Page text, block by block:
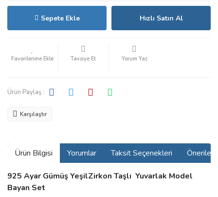
Sepete Ekle Hızlı Satın Al
Tavsiye Et Yorum Yaz
Ürün Paylaş :
Karşılaştır
Ürün Bilgisi Yorumlar Taksit Seçenekleri
925 Ayar Gümüş YeşilZirkon Taşlı Yuvarlak Model
Bayan Set